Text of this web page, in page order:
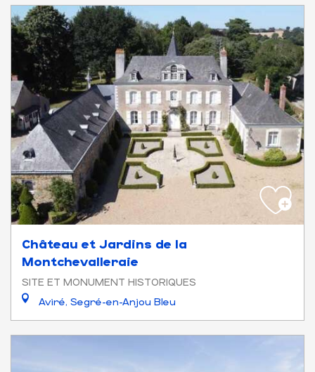
Château et Jardins de la
Montchevalleraie
SITE ET MONUMENT HISTORIQUES
Aviré, Segré-en-Anjou Bleu